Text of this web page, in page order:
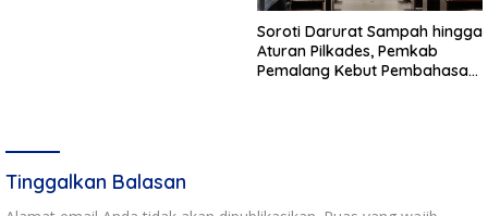
Soroti Darurat Sampah hingga
Aturan Pilkades, Pemkab
Pemalang Kebut Pembahasan
Tinggalkan Balasan